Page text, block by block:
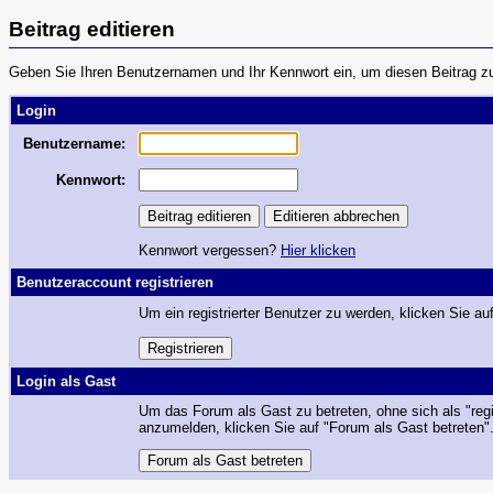
Beitrag editieren
Geben Sie Ihren Benutzernamen und Ihr Kennwort ein, um diesen Beitrag
Login
Benutzername:
Kennwort:
Kennwort vergessen? Hier klicken
Benutzeraccount registrieren
Um ein registrierter Benutzer zu werden, klicken Sie
Login als Gast
Um das Forum als Gast zu betreten, ohne sich als
anzumelden, klicken Sie auf "Forum als Gast betreten".